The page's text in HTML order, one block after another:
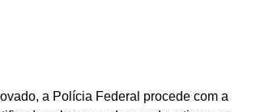
a Polícia Federal procede com a